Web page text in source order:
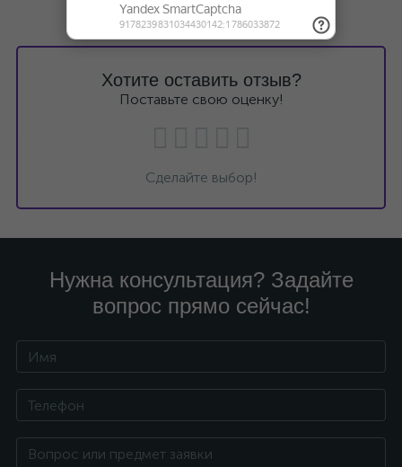
Хотите оставить отзыв?
Поставьте свою оценку!
Сделайте выбор!
Нужна консультация? Задайте
вопрос прямо сейчас!